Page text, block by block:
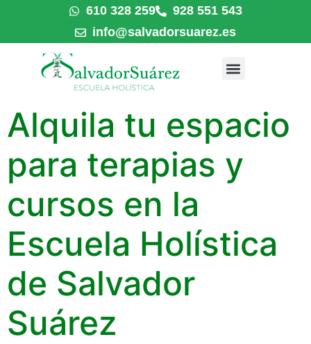
610 328 259
928 551 543
info@salvadorsuarez.es
Alquila tu espacio
para terapias y
cursos en la
Escuela Holística
de Salvador
Suárez